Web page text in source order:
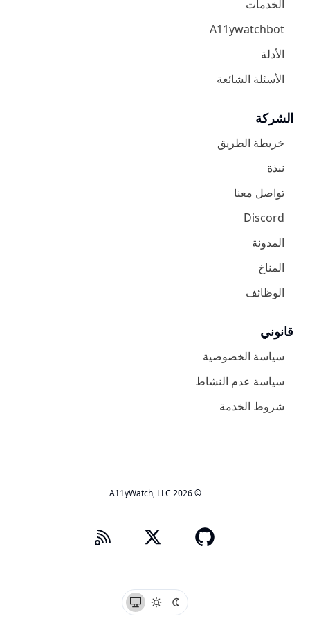
الخدمات
A11ywatchbot
الأدلة
الأسئلة الشائعة
الشركة
خريطة الطريق
نبذة
تواصل معنا
Discord
المدونة
المناخ
الوظائف
قانوني
سياسة الخصوصية
سياسة عدم النشاط
شروط الخدمة
© 2026 A11yWatch, LLC
organization
X - Twitter
RSS Logo
داكن النسق
فاتح النسقالنظام النسق